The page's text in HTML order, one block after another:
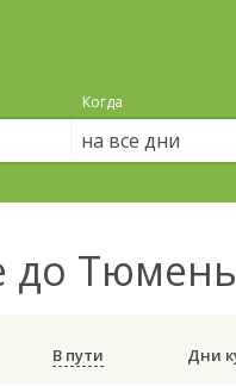
Когда
на все дни
до Тюмень
В пути